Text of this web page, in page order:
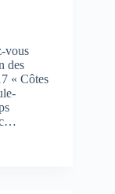
vous
des
« Côtes